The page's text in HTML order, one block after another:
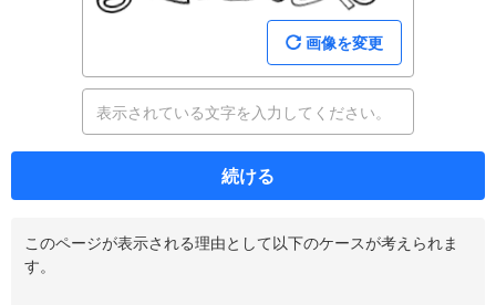
画像を変更
続ける
このページが表示される理由として以下のケースが考えられま
す。